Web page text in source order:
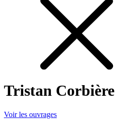
Tristan Corbière
Voir les ouvrages